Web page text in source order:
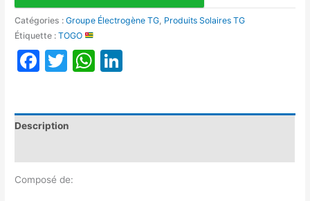
Catégories :Groupe Électrogène TG Produits Solaires TG
Étiquette :TOGO
Facebook
TwitterWhatsApp
Description
Composé de: